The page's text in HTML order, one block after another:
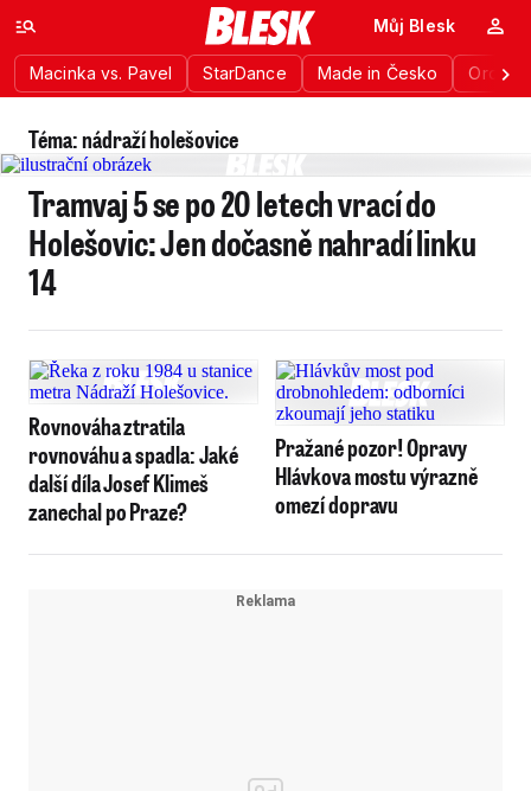
Macinka vs. Pavel StarDance Made in Česko
Můj Blesk
Téma: nádraží holešovice
Tramvaj 5 se po 20 letech vrací do
Holešovic: Jen dočasně nahradí linku
14
Rovnováha ztratila
rovnováhu a spadla: Jaké
další díla Josef Klimeš
zanechal po Praze?
Pražané pozor! Opravy
Hlávkova mostu výrazně
omezí dopravu